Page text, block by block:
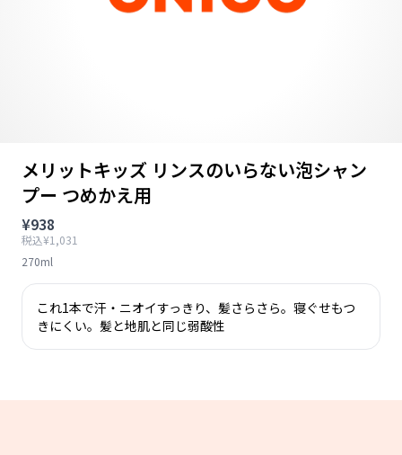
メリットキッズ リンスのいらない泡シャン
プー つめかえ用
¥938
税込¥1,031
270ml
これ1本で汗・ニオイすっきり、髪さらさら。寝ぐせもつ
きにくい。髪と地肌と同じ弱酸性